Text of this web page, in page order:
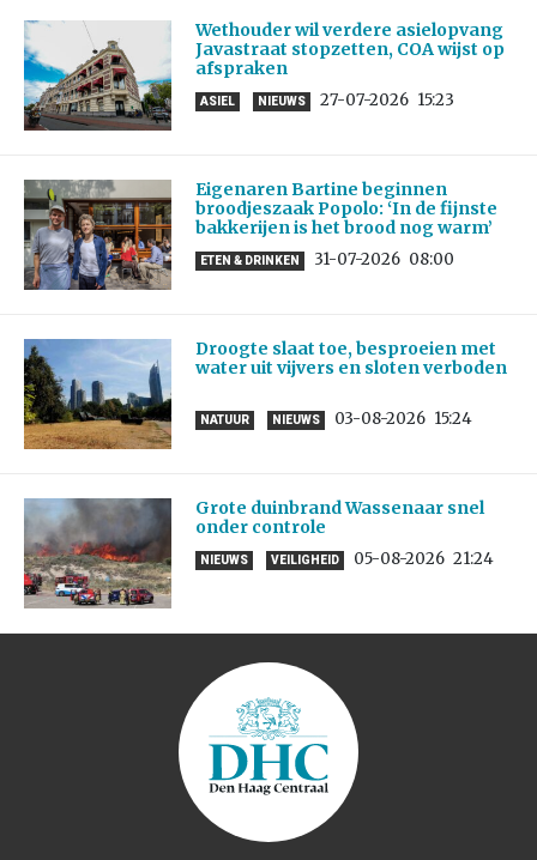
Wethouder wil verdere asielopvang
Javastraat stopzetten, COA wijst op
afspraken
ASIEL NIEUWS 27-07-2026 15:23
Eigenaren Bartine beginnen
broodjeszaak Popolo: ‘In de fijnste
bakkerijen is het brood nog warm’
ETEN & DRINKEN 31-07-2026 08:00
Droogte slaat toe, besproeien met
water uit vijvers en sloten verboden
NATUUR NIEUWS 03-08-2026 15:24
Grote duinbrand Wassenaar snel
onder controle
NIEUWS VEILIGHEID 05-08-2026 21:24